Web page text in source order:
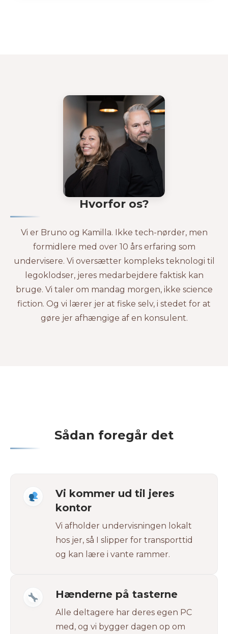
Hvorfor os?
Vi er Bruno og Kamilla. Ikke tech-nørder, men
formidlere med over 10 års erfaring som
undervisere. Vi oversætter kompleks teknologi til
legoklodser, jeres medarbejdere faktisk kan
bruge. Vi taler om mandag morgen, ikke science
fiction. Og vi lærer jer at fiske selv, i stedet for at
gøre jer afhængige af en konsulent.
Sådan foregår det
Vi kommer ud til jeres
kontor
Vi afholder undervisningen lokalt
hos jer, så I slipper for transporttid
og kan lære i vante rammer.
Hænderne på tasterne
Alle deltagere har deres egen PC
med, og vi bygger dagen op om